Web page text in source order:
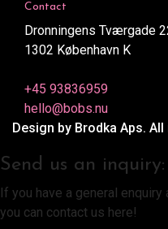
Contact
Dronningens Tværgade
1302 København K
+45 93836959
hello@bobs.nu
Design by Brodka Aps.
Send us an inquiry:
If you have a general
you can contact us here!